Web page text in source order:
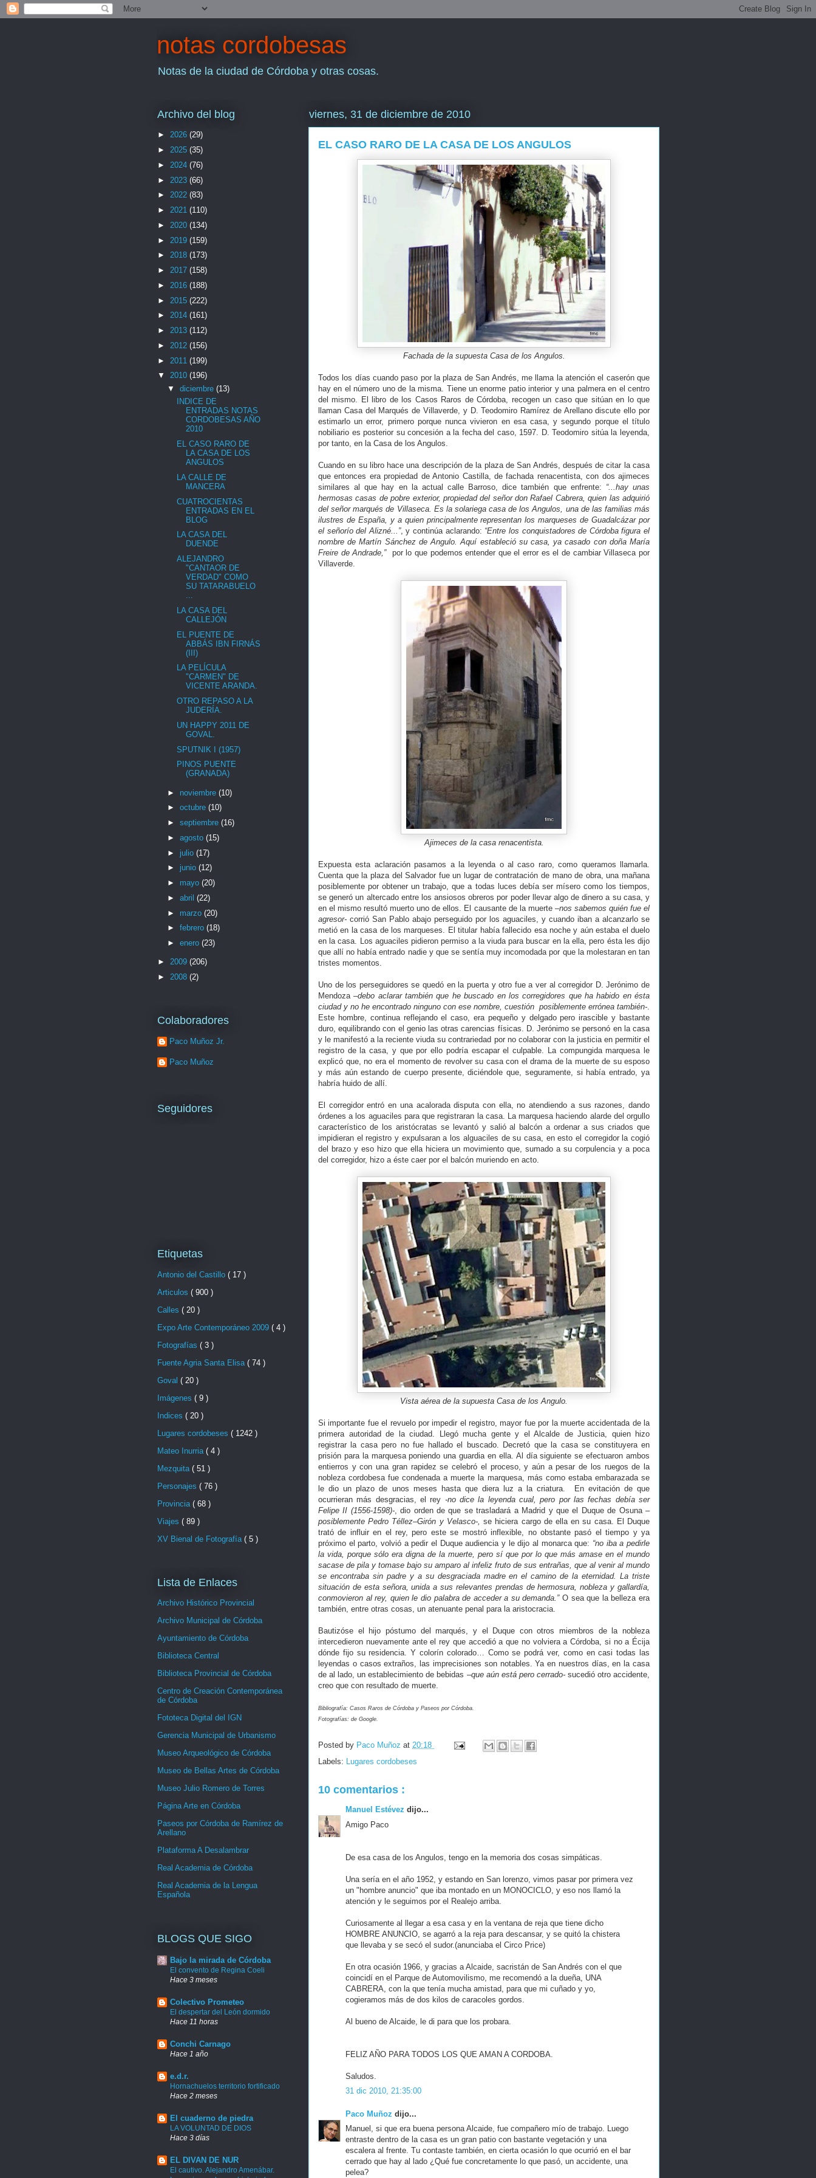
notas cordobesas
Notas de la ciudad de Córdoba y otras cosas.
viernes, 31 de diciembre de 2010
EL CASO RARO DE LA CASA DE LOS ANGULOS
Fachada de la supuesta Casa de los Angulos.
Todos los días cuando paso por la plaza de San Andrés, me llama la atención el caserón que
hay en el número uno de la misma. Tiene un enorme patio interior y una palmera en el centro
del mismo. El libro de los Casos Raros de Córdoba, recogen un caso que sitúan en lo que
llaman Casa del Marqués de Villaverde, y D. Teodomiro Ramírez de Arellano discute ello por
estimarlo un error, primero porque nunca vivieron en esa casa, y segundo porque el título
nobiliario es posterior su concesión a la fecha del caso, 1597. D. Teodomiro sitúa la leyenda,
por tanto, en la Casa de los Angulos.
Cuando en su libro hace una descripción de la plaza de San Andrés, después de citar la casa
que entonces era propiedad de Antonio Castilla, de fachada renacentista, con dos ajimeces
similares al que hay en la actual calle Barroso, dice también que enfrente: “...hay unas
hermosas casas de pobre exterior, propiedad del señor don Rafael Cabrera, quien las adquirió
del señor marqués de Villaseca. Es la solariega casa de los Angulos, una de las familias más
ilustres de España, y a quien principalmente representan los marqueses de Guadalcázar por
el señorío del Alizné...”, y continúa aclarando: “Entre los conquistadores de Córdoba figura el
nombre de Martín Sánchez de Angulo. Aquí estableció su casa, ya casado con doña María
Freire de Andrade,”por lo que podemos entender que el error es el de cambiar Villaseca por
Villaverde.
Ajimeces de la casa renacentista.
Expuesta esta aclaración pasamos a la leyenda o al caso raro, como queramos llamarla.
Cuenta que la plaza del Salvador fue un lugar de contratación de mano de obra, una mañana
posiblemente por obtener un trabajo, que a todas luces debía ser mísero como los tiempos,
se generó un altercado entre los ansiosos obreros por poder llevar algo de dinero a su casa, y
en el mismo resultó muerto uno de ellos. El causante de la muerte –nos sabemos quién fue el
agresor- corrió San Pablo abajo perseguido por los aguaciles, y cuando iban a alcanzarlo se
metió en la casa de los marqueses. El titular había fallecido esa noche y aún estaba el duelo
en la casa. Los aguaciles pidieron permiso a la viuda para buscar en la ella, pero ésta les dijo
que allí no había entrado nadie y que se sentía muy incomodada por que la molestaran en tan
tristes momentos.
Uno de los perseguidores se quedó en la puerta y otro fue a ver al corregidor D. Jerónimo de
Mendoza–debo aclarar también que he buscado en los corregidores que ha habido en ésta
ciudad y no he encontrado ninguno con ese nombre, cuestión posiblemente errónea también-.
Este hombre, continua reflejando el caso, era pequeño y delgado pero irascible y bastante
duro, equilibrando con el genio las otras carencias físicas. D. Jerónimo se personó en la casa
y le manifestó a la reciente viuda su contrariedad por no colaborar con la justicia en permitir el
registro de la casa, y que por ello podría escapar el culpable. La compungida marquesa le
explicó que, no era el momento de revolver su casa con el drama de la muerte de su esposo
y más aún estando de cuerpo presente, diciéndole que, seguramente, si había entrado, ya
habría huido de allí.
El corregidor entró en una acalorada disputa con ella, no atendiendo a sus razones, dando
órdenes a los aguaciles para que registraran la casa. La marquesa haciendo alarde del orgullo
característico de los aristócratas se levantó y salió al balcón a ordenar a sus criados que
impidieran el registro y expulsaran a los alguaciles de su casa, en esto el corregidor la cogió
del brazo y eso hizo que ella hiciera un movimiento que, sumado a su corpulencia y a poca
del corregidor, hizo a éste caer por el balcón muriendo en acto.
Vista aérea de la supuesta Casa de los Angulo.
Si importante fue el revuelo por impedir el registro, mayor fue por la muerte accidentada de la
primera autoridad de la ciudad. Llegó mucha gente y el Alcalde de Justicia, quien hizo
registrar la casa pero no fue hallado el buscado. Decretó que la casa se constituyera en
prisión para la marquesa poniendo una guardia en ella. Al día siguiente se efectuaron ambos
entierros y con una gran rapidez se celebró el proceso, y aún a pesar de los ruegos de la
nobleza cordobesa fue condenada a muerte la marquesa, más como estaba embarazada se
le dio un plazo de unos meses hasta que diera luz a la criatura. En evitación de que
ocurrieran más desgracias, el rey -no dice la leyenda cual, pero por las fechas debía ser
Felipe II (1556-1598)-, dio orden de que se trasladará a Madrid y que el Duque de Osuna–
posiblemente Pedro Téllez–Girón y Velasco-, se hiciera cargo de ella en su casa. El Duque
trató de influir en el rey, pero este se mostró inflexible, no obstante pasó el tiempo y ya
próximo el parto, volvió a pedir el Duque audiencia y le dijo al monarca que: “no iba a pedirle
la vida, porque sólo era digna de la muerte, pero sí que por lo que más amase en el mundo
sacase de pila y tomase bajo su amparo al infeliz fruto de sus entrañas, que al venir al mundo
se encontraba sin padre y a su desgraciada madre en el camino de la eternidad. La triste
situación de esta señora, unida a sus relevantes prendas de hermosura, nobleza y gallardía,
conmovieron al rey, quien le dio palabra de acceder a su demanda.”O sea que la belleza era
también, entre otras cosas, un atenuante penal para la aristocracia.
Bautizóse el hijo póstumo del marqués, y el Duque con otros miembros de la nobleza
intercedieron nuevamente ante el rey que accedió a que no volviera a Córdoba, si no a Écija
dónde fijo su residencia. Y colorín colorado… Como se podrá ver, como en casi todas las
leyendas o casos extraños, las imprecisiones son notables. Ya en nuestros días, en la casa
de al lado, un establecimiento de bebidas –que aún está pero cerrado-sucedió otro accidente,
creo que con resultado de muerte.
Bibliografía: Casos Raros de Córdoba y Paseos por Córdoba.
Fotografías: de Google.
Posted by Paco Muñoz at 20:18
Labels: Lugares cordobeses
10 comentarios :
Manuel Estévez dijo...
Amigo Paco
De esa casa de los Angulos, tengo en la memoria dos cosas simpáticas.
Una sería en el año 1952, y estando en San lorenzo, vimos pasar por primera vez
un "hombre anuncio" que iba montado en un MONOCICLO, y eso nos llamó la
atención y le seguimos por el Realejo arriba.
Curiosamente al llegar a esa casa y en la ventana de reja que tiene dicho
HOMBRE ANUNCIO, se agarró a la reja para descansar, y se quitó la chistera
que llevaba y se secó el sudor.(anunciaba el Circo Price)
En otra ocasión 1966, y gracias a Alcaide, sacristán de San Andrés con el que
coincidí en el Parque de Automovilismo, me recomendó a la dueña, UNA
CABRERA, con la que tenía mucha amistad, para que mi cuñado y yo,
cogieramos más de dos kilos de caracoles gordos.
Al bueno de Alcaide, le di para que los probara.
FELIZ AÑO PARA TODOS LOS QUE AMAN A CORDOBA.
Saludos.
31 dic 2010, 21:35:00
Paco Muñoz dijo...
Manuel, si que era buena persona Alcaide, fue compañero mío de trabajo. Luego
entraste dentro de la casa es un gran patio con bastante vegetación y una
escalera al frente. Tu contaste también, en cierta ocasión lo que ocurrió en el bar
cerrado que hay al lado ¿Qué fue concretamente lo que pasó, un accidente, una
pelea?
Archivo del blog
► 2026 (29)
► 2025 (35)
► 2024 (76)
► 2023 (66)
► 2022 (83)
► 2021 (110)
► 2020 (134)
► 2019 (159)
► 2018 (173)
► 2017 (158)
► 2016 (188)
► 2015 (222)
► 2014 (161)
► 2013 (112)
► 2012 (156)
► 2011 (199)
▼ 2010 (196)
▼ diciembre (13)
INDICE DE
ENTRADAS NOTAS
CORDOBESAS AÑO
2010
EL CASO RARO DE
LA CASA DE LOS
ANGULOS
LA CALLE DE
MANCERA
CUATROCIENTAS
ENTRADAS EN EL
BLOG
LA CASA DEL
DUENDE
ALEJANDRO
"CANTAOR DE
VERDAD" COMO
SU TATARABUELO
...
LA CASA DEL
CALLEJÓN
EL PUENTE DE
ABBÁS IBN FIRNÁS
(III)
LA PELÍCULA
"CARMEN" DE
VICENTE ARANDA.
OTRO REPASO A LA
JUDERÍA.
UN HAPPY 2011 DE
GOVAL.
SPUTNIK I (1957)
PINOS PUENTE
(GRANADA)
► noviembre (10)
► octubre (10)
► septiembre (16)
► agosto (15)
► julio (17)
► junio (12)
► mayo (20)
► abril (22)
► marzo (20)
► febrero (18)
► enero (23)
► 2009 (206)
► 2008 (2)
Colaboradores
Paco Muñoz Jr.
Paco Muñoz
Seguidores
Etiquetas
Antonio del Castillo ( 17 )
Articulos ( 900 )
Calles ( 20 )
Expo Arte Contemporáneo 2009 ( 4 )
Fotografías ( 3 )
Fuente Agria Santa Elisa ( 74 )
Goval ( 20 )
Imágenes ( 9 )
Indices ( 20 )
Lugares cordobeses ( 1242 )
Mateo Inurria ( 4 )
Mezquita ( 51 )
Personajes ( 76 )
Provincia ( 68 )
Viajes ( 89 )
XV Bienal de Fotografía ( 5 )
Lista de Enlaces
Archivo Histórico Provincial
Archivo Municipal de Córdoba
Ayuntamiento de Córdoba
Biblioteca Central
Biblioteca Provincial de Córdoba
Centro de Creación Contemporánea
de Córdoba
Fototeca Digital del IGN
Gerencia Municipal de Urbanismo
Museo Arqueológico de Córdoba
Museo de Bellas Artes de Córdoba
Museo Julio Romero de Torres
Página Arte en Córdoba
Paseos por Córdoba de Ramírez de
Arellano
Plataforma A Desalambrar
Real Academia de Córdoba
Real Academia de la Lengua
Española
BLOGS QUE SIGO
Bajo la mirada de Córdoba
El convento de Regina Coeli
Hace 3 meses
Colectivo Prometeo
El despertar del León dormido
Hace 11 horas
Conchi Carnago
Hace 1 año
e.d.r.
Hornachuelos territorio fortificado
Hace 2 meses
El cuaderno de piedra
LA VOLUNTAD DE DIOS
Hace 3 días
EL DIVAN DE NUR
El cautivo. Alejandro Amenábar.